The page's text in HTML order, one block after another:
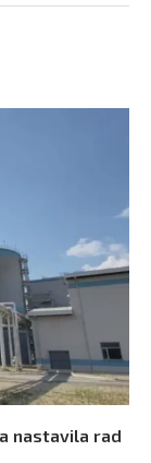
nastavila rad